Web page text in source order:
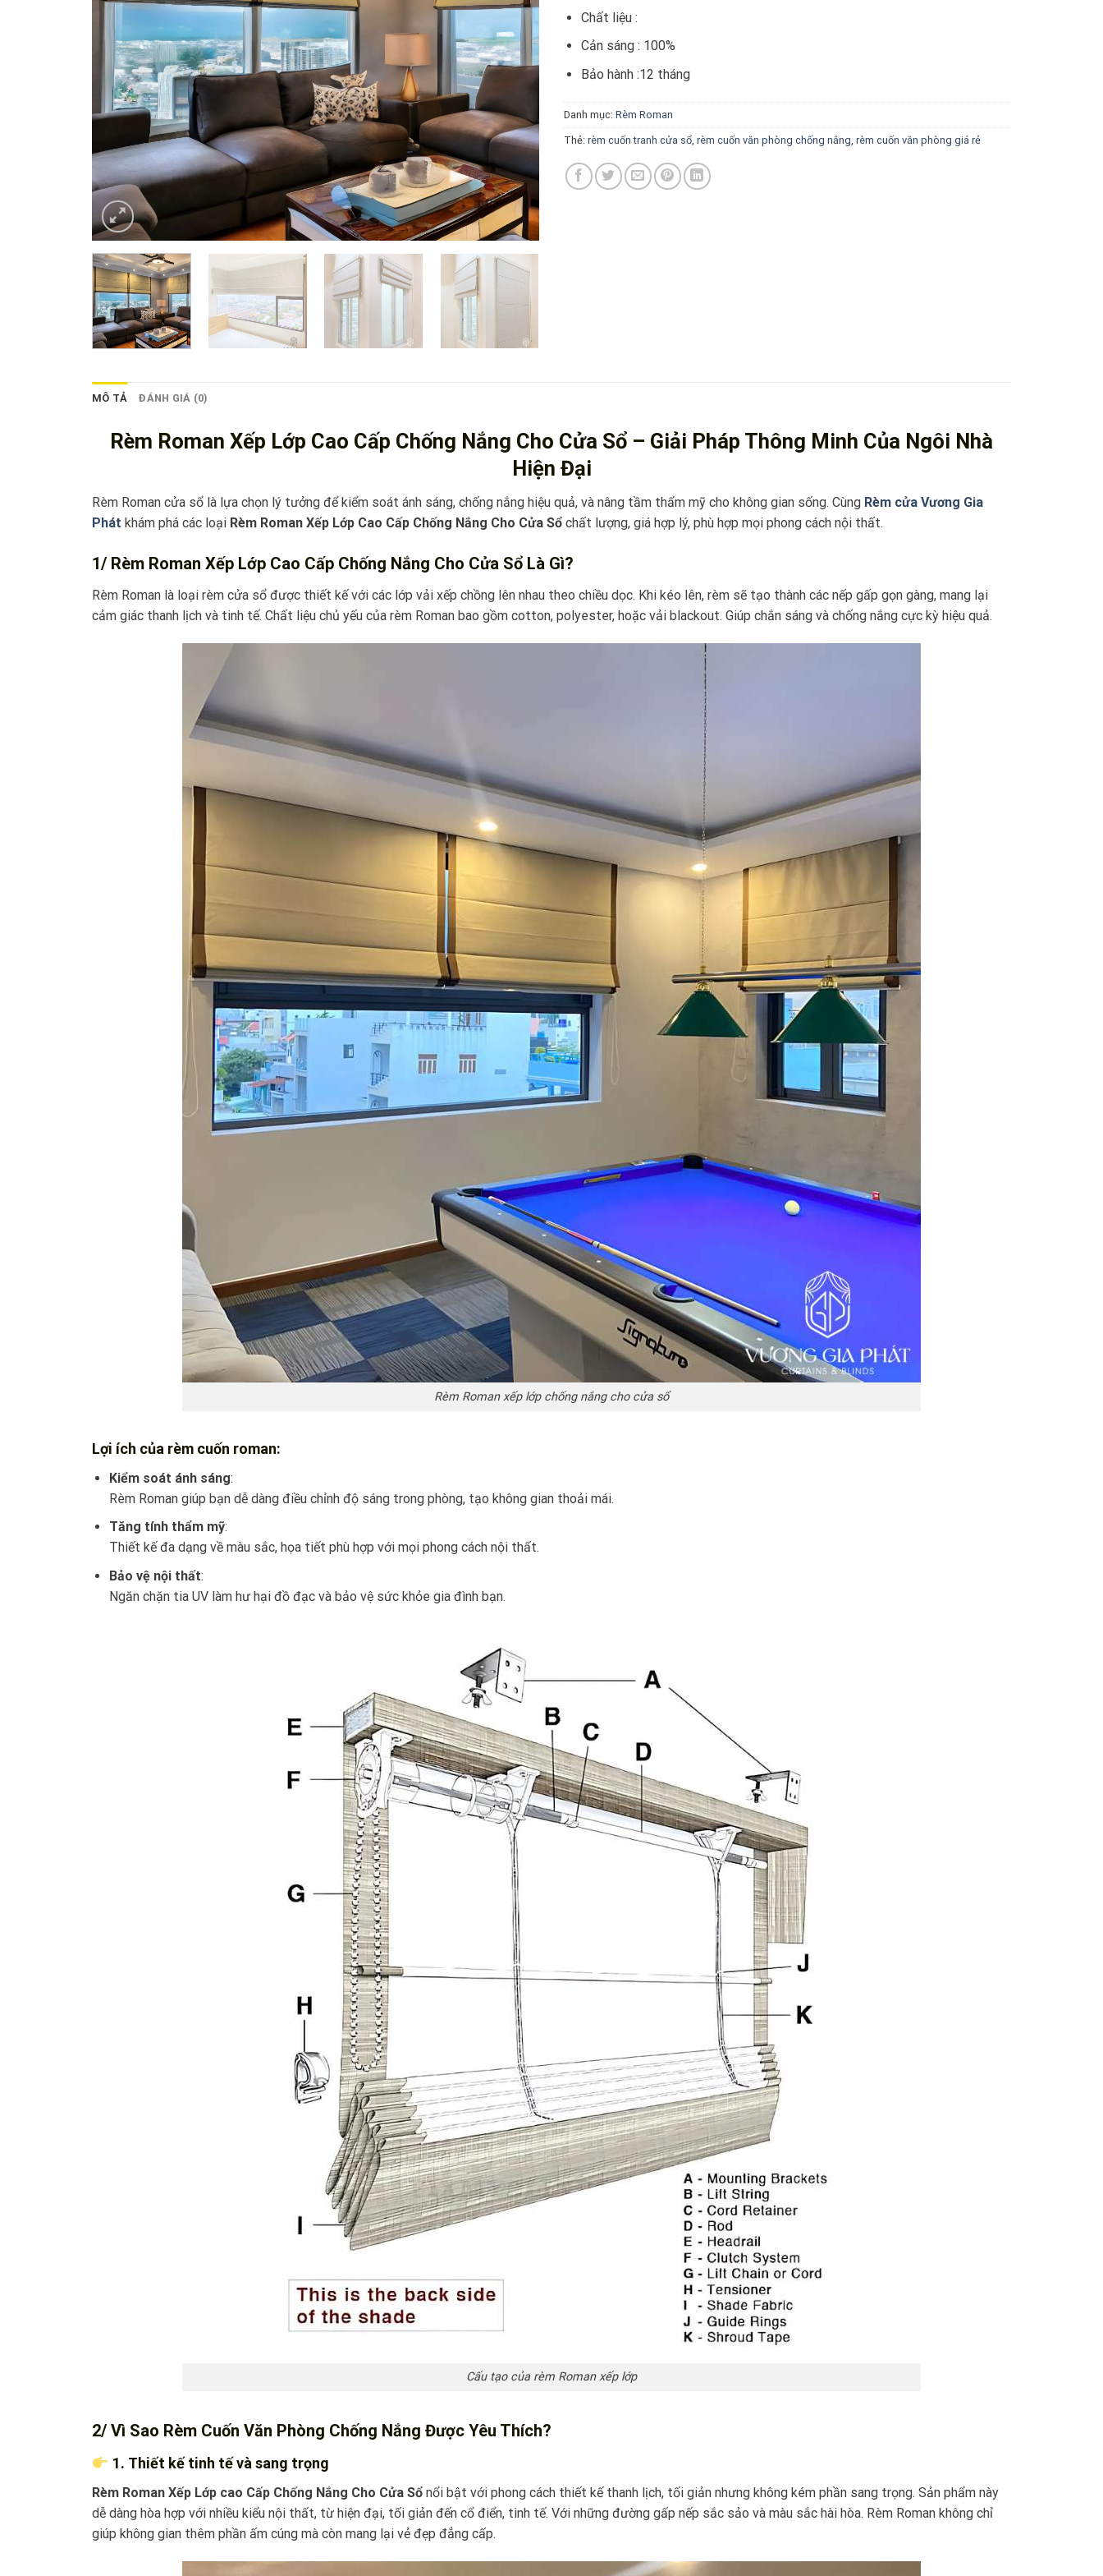
Chất liệu :
Cản sáng : 100%
Bảo hành :12 tháng
Danh mục: Rèm Roman
Thẻ: rèm cuốn tranh cửa sổ rèm cuốn văn phòng chống nắng rèm cuốn văn phòng giá rẻ
MÔ TẢ ĐÁNH GIÁ (0)
Rèm Roman Xếp Lớp Cao Cấp Chống Nắng Cho Cửa Sổ – Giải Pháp Thông Minh Của Ngôi Nhà
Hiện Đại
Rèm Roman cửa sổ là lựa chọn lý tưởng để kiểm soát ánh sáng, chống nắng hiệu quả, và nâng tầm thẩm mỹ cho không gian sống. Cùng Rèm cửa Vương Gia
Phát khám phá các loại Rèm Roman Xếp Lớp Cao Cấp Chống Nắng Cho Cửa Sổ chất lượng, giá hợp lý, phù hợp mọi phong cách nội thất.
1/ Rèm Roman Xếp Lớp Cao Cấp Chống Nắng Cho Cửa Sổ Là Gì?
Rèm Roman là loại rèm cửa sổ được thiết kế với các lớp vải xếp chồng lên nhau theo chiều dọc. Khi kéo lên, rèm sẽ tạo thành các nếp gấp gọn gàng, mang lại
cảm giác thanh lịch và tinh tế. Chất liệu chủ yếu của rèm Roman bao gồm cotton, polyester, hoặc vải blackout. Giúp chắn sáng và chống nắng cực kỳ hiệu quả.
Rèm Roman xếp lớp chống nắng cho cửa sổ
Lợi ích của rèm cuốn roman:
Kiểm soát ánh sáng:
Rèm Roman giúp bạn dễ dàng điều chỉnh độ sáng trong phòng, tạo không gian thoải mái.
Tăng tính thẩm mỹ:
Thiết kế đa dạng về màu sắc, họa tiết phù hợp với mọi phong cách nội thất.
Bảo vệ nội thất:
Ngăn chặn tia UV làm hư hại đồ đạc và bảo vệ sức khỏe gia đình bạn.
Cấu tạo của rèm Roman xếp lớp
2/ Vì Sao Rèm Cuốn Văn Phòng Chống Nắng Được Yêu Thích?
1. Thiết kế tinh tế và sang trọng
Rèm Roman Xếp Lớp cao Cấp Chống Nắng Cho Cửa Sổ nổi bật với phong cách thiết kế thanh lịch, tối giản nhưng không kém phần sang trọng. Sản phẩm này
dễ dàng hòa hợp với nhiều kiểu nội thất, từ hiện đại, tối giản đến cổ điển, tinh tế. Với những đường gấp nếp sắc sảo và màu sắc hài hòa. Rèm Roman không chỉ
giúp không gian thêm phần ấm cúng mà còn mang lại vẻ đẹp đẳng cấp.